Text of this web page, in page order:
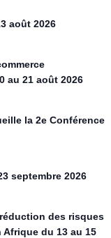
août 2026
au 21 août 2026
la 2e Conférence
septembre 2026
des risques
du 13 au 15